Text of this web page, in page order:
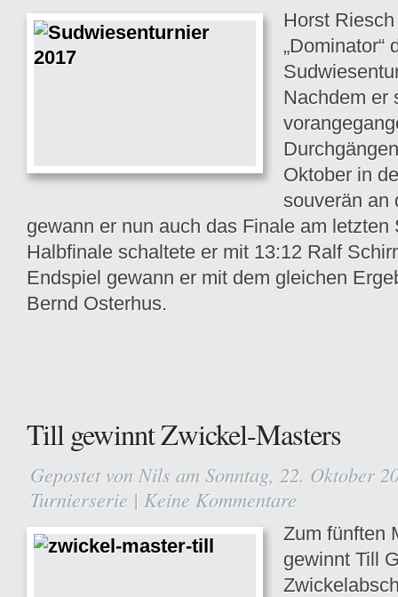
Horst
„Dominator“
Nachdem er
Oktober in
souverän an
gewann er nun auch das Finale am letzten
Halbfinale schaltete er mit 13:12 Ralf
Endspiel gewann er mit dem gleichen
Bernd Osterhus.
Till gewinnt Zwickel-Masters
Gepostet von Nils am Sonntag, 22. Oktober
Turnierserie | Keine Kommentare
Zum fünften
gewinnt Till